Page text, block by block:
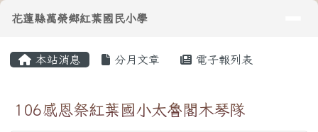
花蓮縣萬榮鄉紅葉國民小學
導覽列
花蓮縣萬榮鄉紅葉國民小學
本站消息 分月文章 電子報列表
106感恩祭紅葉國小太魯閣木琴隊